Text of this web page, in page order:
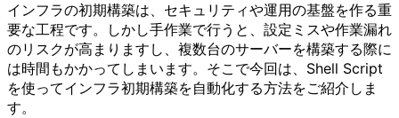
インフラの初期構築は、セキュリティや運用の基盤を作る重
要な工程です。しかし手作業で行うと、設定ミスや作業漏れ
のリスクが高まりますし、複数台のサーバーを構築する際に
は時間もかかってしまいます。そこで今回は、Shell Script
を使ってインフラ初期構築を自動化する方法をご紹介しま
す。